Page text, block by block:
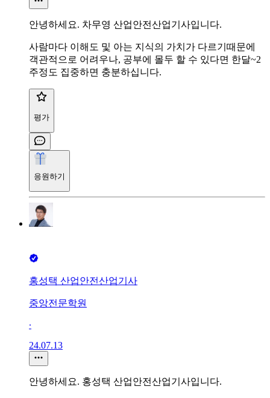
안녕하세요. 차무영 산업안전산업기사입니다.
사람마다 이해도 및 아는 지식의 가치가 다르기때문에
객관적으로 어려우나, 공부에 몰두 할 수 있다면 한달~2
주정도 집중하면 충분하십니다.
평가
응원하기
홍성택 산업안전산업기사
중앙전문학원
∙
24.07.13
안녕하세요. 홍성택 산업안전산업기사입니다.